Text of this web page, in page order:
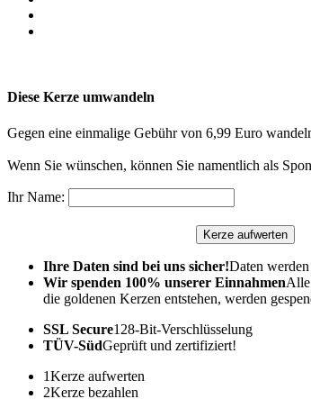
Diese Kerze umwandeln
Gegen eine einmalige Gebühr von 6,99 Euro
Wenn Sie wünschen, können Sie namentlich als
Ihr Name:
Ihre Daten sind bei uns sicher!Daten
Wir spenden 100% unserer EinnahmenAlle
die goldenen Kerzen entstehen, werden
SSL Secure128-Bit-Verschlüsselung
TÜV-SüdGeprüft und zertifiziert!
1Kerze aufwerten
2Kerze bezahlen